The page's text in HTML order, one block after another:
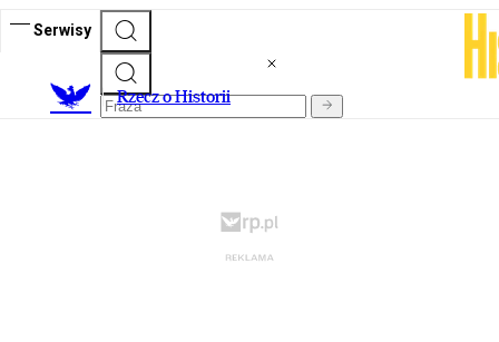
Serwisy
Rzecz o Historii